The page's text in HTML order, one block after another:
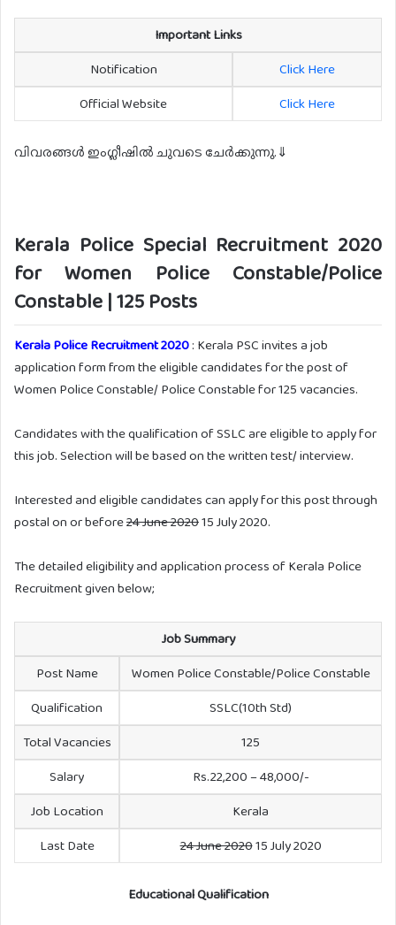
Important Links
Notification
Click Here
Official Website
Click Here
വിവരങ്ങൾ ഇംഗ്ലീഷിൽ ചുവടെ ചേർക്കുന്നു.⇓
Kerala Police Special Recruitment 2020
for Women Police Constable/Police
Constable | 125 Posts
Kerala Police Recruitment 2020: Kerala PSC invites a job
application form from the eligible candidates for the post of
Women Police Constable/ Police Constable for 125 vacancies.
Candidates with the qualification of SSLC are eligible to apply for
this job. Selection will be based on the written test/ interview.
Interested and eligible candidates can apply for this post through
postal on or before24 June 202015 July 2020.
The detailed eligibility and application process of Kerala Police
Recruitment given below;
Job Summary
Post Name
Women Police Constable/Police Constable
Qualification
SSLC(10th Std)
Total Vacancies
125
Salary
Rs.22,200 – 48,000/-
Job Location
Kerala
Last Date
24 June 202015 July 2020
Educational Qualification